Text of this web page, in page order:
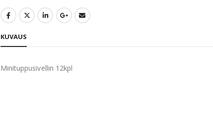
KUVAUS
Minituppusivellin 12kpl